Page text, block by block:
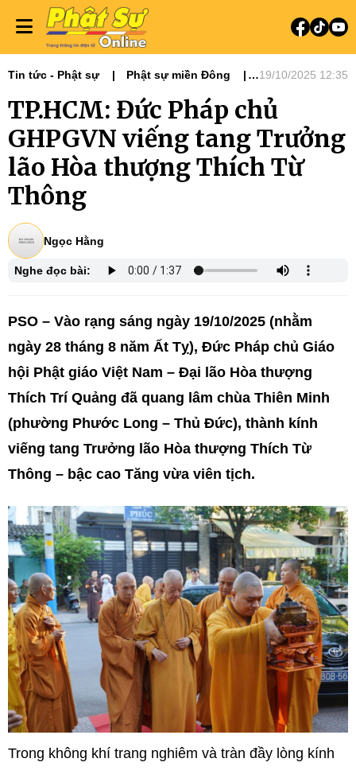
Tin tức - Phật sự
Phật sự miền Đông
19/10/2025 12:35
TP.HCM: Đức Pháp chủ
GHPGVN viếng tang Trưởng
lão Hòa thượng Thích Từ
Thông
Ngọc Hằng
Nghe đọc bài:
PSO – Vào rạng sáng ngày 19/10/2025 (nhằm
ngày 28 tháng 8 năm Ất Tỵ), Đức Pháp chủ Giáo
hội Phật giáo Việt Nam – Đại lão Hòa thượng
Thích Trí Quảng đã quang lâm chùa Thiên Minh
(phường Phước Long – Thủ Đức), thành kính
viếng tang Trưởng lão Hòa thượng Thích Từ
Thông – bậc cao Tăng vừa viên tịch.
Trong không khí trang nghiêm và tràn đầy lòng kính